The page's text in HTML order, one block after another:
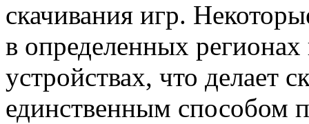
скачивания игр.
в определенных
устройствах, что делает
единственным способом